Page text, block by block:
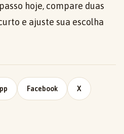
hoje, compare duas
e ajuste sua escolha
Facebook X